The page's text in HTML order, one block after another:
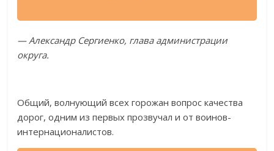
— Александр Сергиенко, глава администрации
округа.
Общий, волнующий всех горожан вопрос качества
дорог, одним из первых прозвучал и от воинов-
интернационалистов.